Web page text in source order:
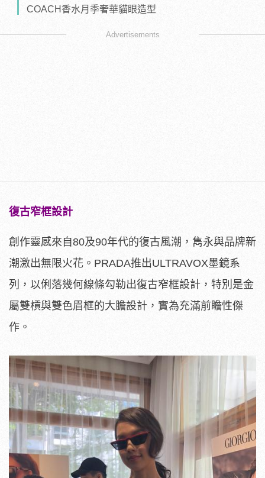
COACH香水月季奢華貓眼造型
Advertisements
復古窄框設計
創作靈感來自80及90年代的復古風潮，雋永與品牌新
潮激出無限火花。PRADA推出ULTRAVOX墨鏡系
列，以俐落幾何線條勾勒出復古窄框設計，特別是金
屬雙槓與雙色眉框的大膽設計，實為充滿前瞻性傑
作。